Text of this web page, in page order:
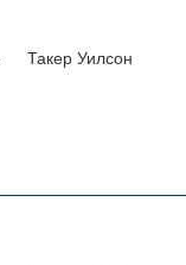
Такер Уилсон